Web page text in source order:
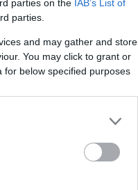
parties on the IAB’s List of
parties.
and may gather and store
You may click to grant or
below specified purposes
και
και